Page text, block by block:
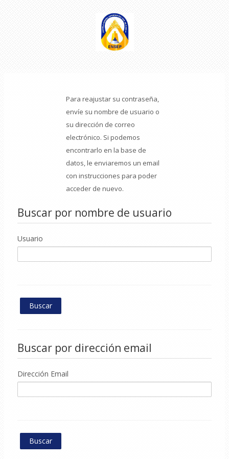
Para reajustar su contraseña,
envíe su nombre de usuario o
su dirección de correo
electrónico. Si podemos
encontrarlo en la base de
datos, le enviaremos un email
con instrucciones para poder
acceder de nuevo.
Buscar por nombre de usuario
Usuario
Buscar por dirección email
Dirección Email